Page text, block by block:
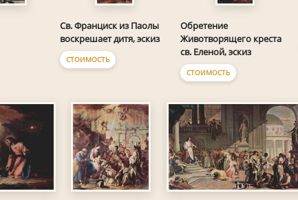
Св. Франциск из Паолы
воскрешает дитя, эскиз
СТОИМОСТЬ
Обретение
Животворящего креста
св. Еленой, эскиз
СТОИМОСТЬ